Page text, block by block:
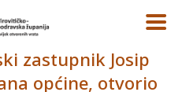
zastupnik Josip
općine, otvorio